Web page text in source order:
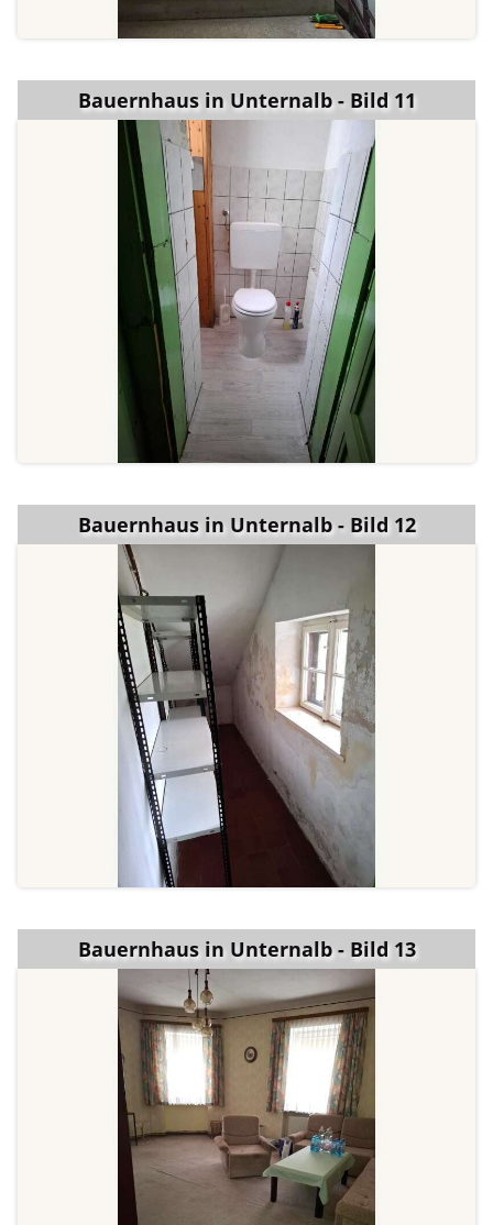
Bauernhaus in Unternalb - Bild 11
Bauernhaus in Unternalb - Bild 12
Bauernhaus in Unternalb - Bild 13